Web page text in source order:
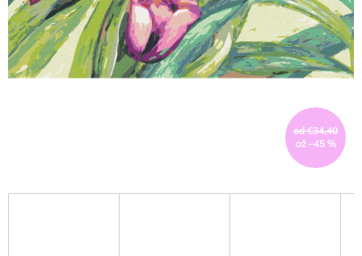
od €34,40
až –45 %